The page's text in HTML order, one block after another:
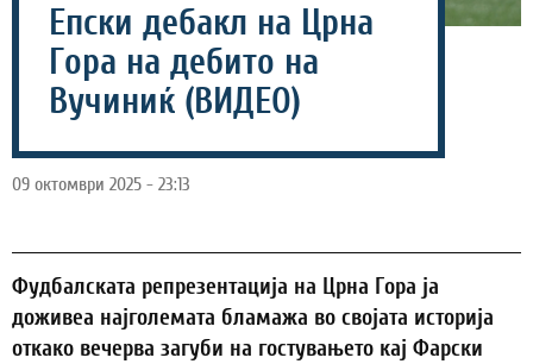
Епски дебакл на Црна
Гора на дебито на
Вучиниќ (ВИДЕО)
09 октомври 2025 - 23:13
Фудбалската репрезентација на Црна Гора ја
доживеа најголемата бламажа во својата историја
откако вечерва загуби на гостувањето кај Фарски